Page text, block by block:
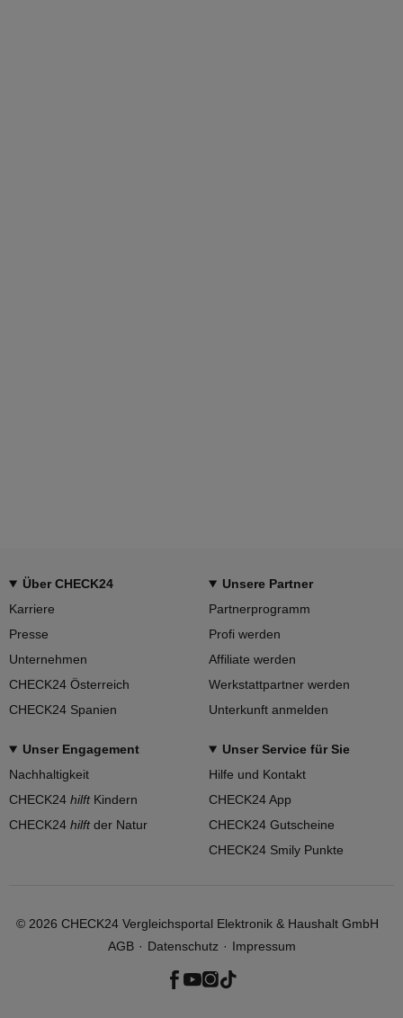
Über CHECK24
Karriere
Presse
Unternehmen
CHECK24 Österreich
CHECK24 Spanien
Unsere Partner
Partnerprogramm
Profi werden
Affiliate werden
Werkstattpartner werden
Unterkunft anmelden
Unser Engagement
Nachhaltigkeit
CHECK24 hilftKindern
CHECK24 hilftder Natur
Unser Service für Sie
Hilfe und Kontakt
CHECK24 App
CHECK24 Gutscheine
CHECK24 Smily Punkte
© 2026 CHECK24 Vergleichsportal Elektronik & Haushalt GmbH
AGB
Datenschutz Impressum